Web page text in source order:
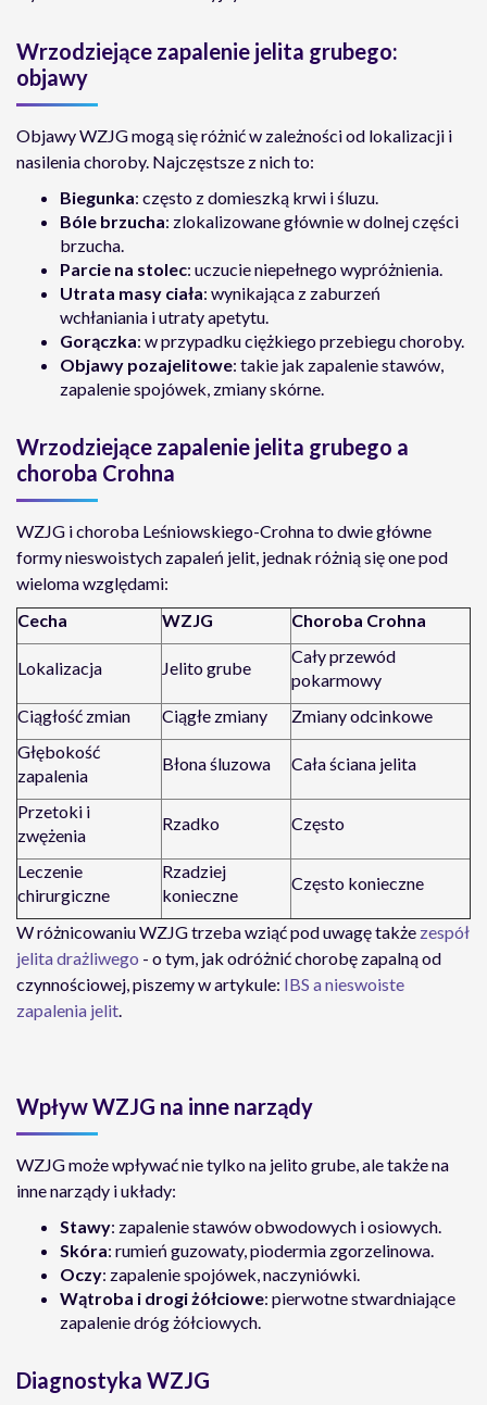
Wrzodziejące zapalenie jelita grubego:
objawy
Objawy WZJG mogą się różnić w zależności od lokalizacji i
nasilenia choroby. Najczęstsze z nich to:
Biegunka: często z domieszką krwi i śluzu.
Bóle brzucha: zlokalizowane głównie w dolnej części
brzucha.
Parcie na stolec: uczucie niepełnego wypróżnienia.
Utrata masy ciała: wynikająca z zaburzeń
wchłaniania i utraty apetytu.
Gorączka: w przypadku ciężkiego przebiegu choroby.
Objawy pozajelitowe: takie jak zapalenie stawów,
zapalenie spojówek, zmiany skórne.
Wrzodziejące zapalenie jelita grubego a
choroba Crohna
WZJG i choroba Leśniowskiego-Crohna to dwie główne
formy nieswoistych zapaleń jelit, jednak różnią się one pod
wieloma względami:
Cecha
WZJG Choroba Crohna
Lokalizacja Jelito grube
Cały przewód
pokarmowy
Ciągłość zmian
Ciągłe zmiany
Zmiany odcinkowe
Głębokość
zapalenia
Błona śluzowa Cała ściana jelita
Przetoki i
zwężenia
Rzadko Często
Leczenie
chirurgiczne
Rzadziej
konieczne
Często konieczne
W różnicowaniu WZJG trzeba wziąć pod uwagę także zespół
jelita drażliwego - o tym, jak odróżnić chorobę zapalną od
czynnościowej, piszemy w artykule: IBS a nieswoiste
zapalenia jelit.
Wpływ WZJG na inne narządy
WZJG może wpływać nie tylko na jelito grube, ale także na
inne narządy i układy:
Stawy: zapalenie stawów obwodowych i osiowych.
Skóra: rumień guzowaty, piodermia zgorzelinowa.
Oczy: zapalenie spojówek, naczyniówki.
Wątroba i drogi żółciowe: pierwotne stwardniające
zapalenie dróg żółciowych.
Diagnostyka WZJG